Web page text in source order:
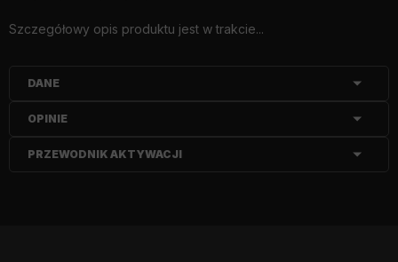
Szczegółowy opis produktu jest w trakcie...
DANE
OPINIE
PRZEWODNIK AKTYWACJI